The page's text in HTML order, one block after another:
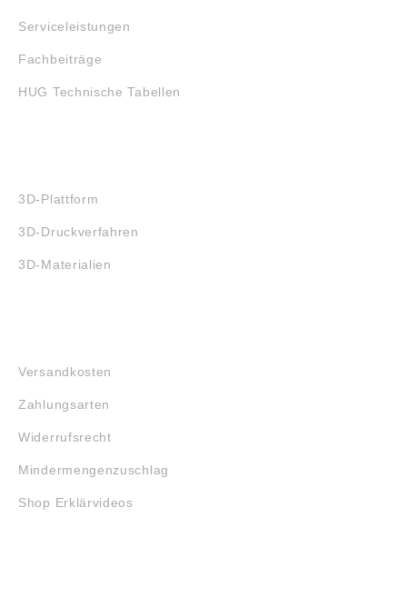
Serviceleistungen
Fachbeiträge
HUG Technische Tabellen
3D-Plattform
3D-Druckverfahren
3D-Materialien
Versandkosten
Zahlungsarten
Widerrufsrecht
Mindermengenzuschlag
Shop Erklärvideos